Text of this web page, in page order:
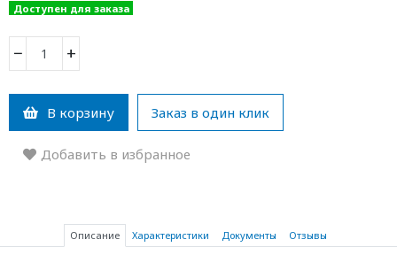
Доступен для заказа
− +
В корзину Заказ в один клик
Добавить в избранное
Описание Характеристики Документы Отзывы